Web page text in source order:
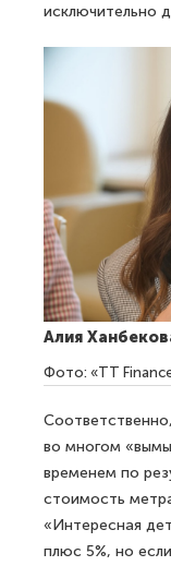
исключительно
Алия
Фото: «TT
во многом
временем по
стоимость
«Интересная
плюс 5%, но